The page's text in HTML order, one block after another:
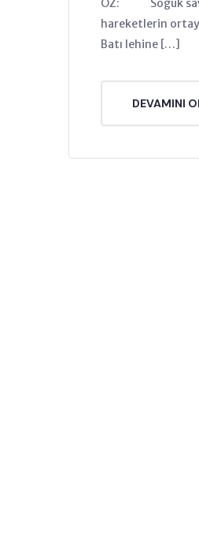
ÖZ: Soğuk
hareketlerin
Batı lehine […]
DEVAMINI